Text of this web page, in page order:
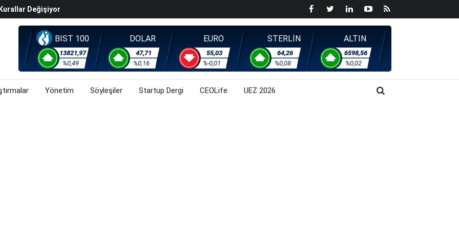
Değişiyor
Sürüyor
(31 Temmuz 2026)
Rallisi Risk Iştahını Artırdı
Döviz Ve Altında Son Durum Ne? (31 Temmuz 2026)
BIST 100
13821,97
%0,49
DOLAR
47,71
%0,16
EURO
55,03
%-0,01
STERLİN
64,26
%0,08
ALTIN
6598,56
%0,02
Yönetim Söyleşiler Startup Dergi CEOLife UEZ 2026